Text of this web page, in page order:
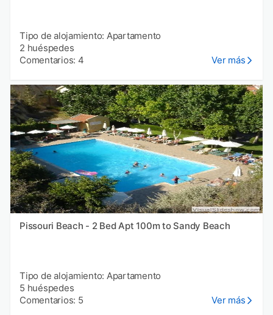
Tipo de alojamiento: Apartamento
2 huéspedes
Comentarios: 4
Ver más
Pissouri Beach - 2 Bed Apt 100m to Sandy Beach
Tipo de alojamiento: Apartamento
5 huéspedes
Comentarios: 5
Ver más